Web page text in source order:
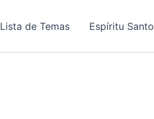
Lista de Temas Espíritu Santo